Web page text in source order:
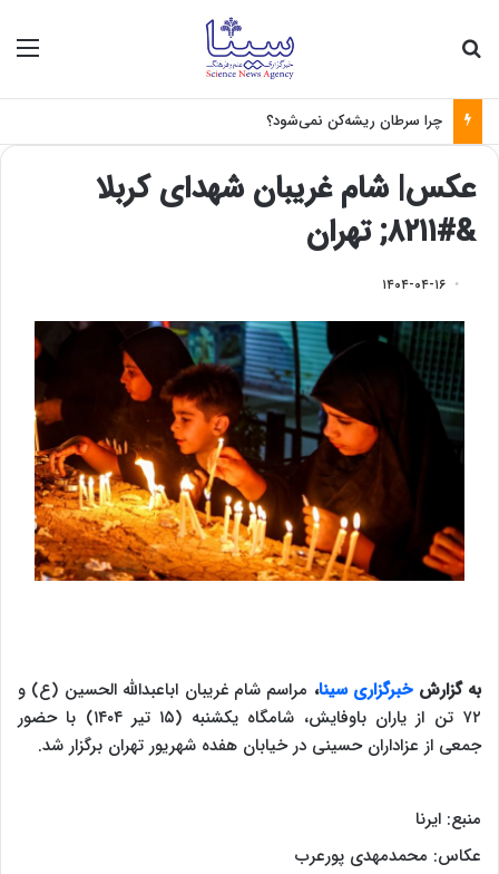
چرا سرطان ریشه‌کن نمی‌شود؟
عکس| شام غریبان شهدای کربلا
&#۸۲۱۱; تهران
۱۴۰۴-۰۴-۱۶
به گزارشخبرگزاری سینا، مراسم شام غریبان اباعبدالله الحسین (ع) و
۷۲ تن از یاران باوفایش، شامگاه یکشنبه (۱۵ تیر ۱۴۰۴) با حضور
جمعی از عزاداران حسینی در خیابان هفده شهریور تهران برگزار شد.
منبع: ایرنا
عکاس: محمدمهدی پورعرب